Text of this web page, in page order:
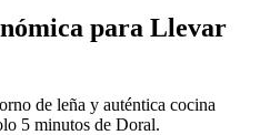
para Llevar
de leña y auténtica cocina
5 minutos de Doral.